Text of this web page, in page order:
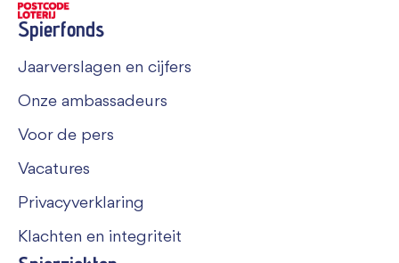
Spierfonds
Jaarverslagen en cijfers
Onze ambassadeurs
Voor de pers
Vacatures
Privacyverklaring
Klachten en integriteit